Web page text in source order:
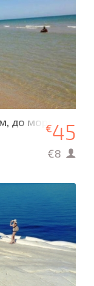
до моря 300 м,
€45
€8